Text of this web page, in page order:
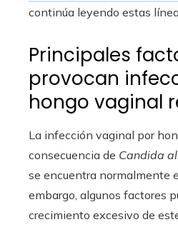
continúa leyendo estas
Principales
provocan
hongo vaginal
La infección vaginal por
consecuencia de Candida
se encuentra normalmente
embargo, algunos factores
crecimiento excesivo de